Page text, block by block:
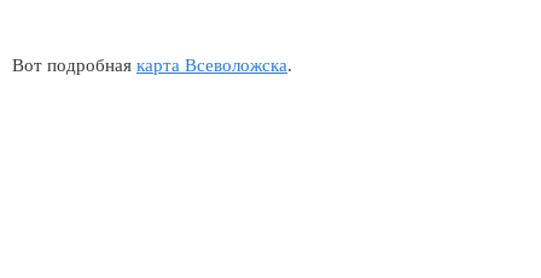
Вот подробная карта Всеволожска.